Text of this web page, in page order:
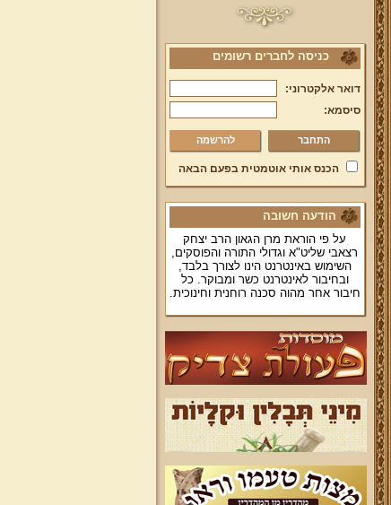
כניסה לחברים רשומים
דואר אלקטרוני:
סיסמא:
להרשמה
הכנס אותי אוטמטית בפעם הבאה
הודעה חשובה
על פי הוראת מרן הגאון הרב יצחק
רצאבי שליט"א וגדולי התורה והפוסקים,
השימוש באינטרנט הינו לצורך בלבד,
ובחיבור לאינטרנט כשר ומבוקר. כל
חיבור אחר מהוה סכנה רוחנית וחינוכית.